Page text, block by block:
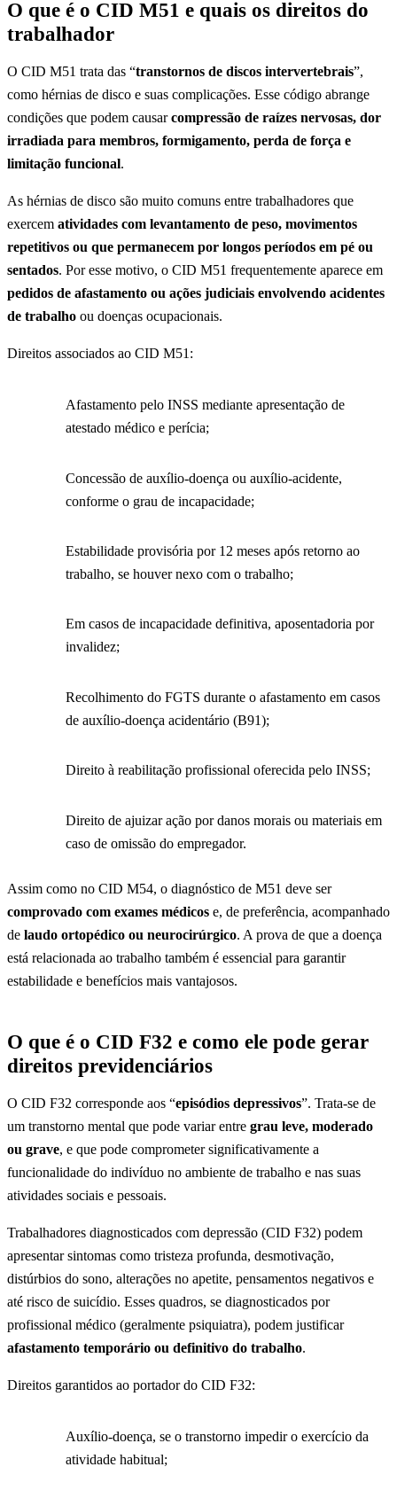
O que é o CID M51 e quais os direitos do
trabalhador
O CID M51 trata das “transtornos de discos intervertebrais”,
como hérnias de disco e suas complicações. Esse código abrange
condições que podem causarcompressão de raízes nervosas, dor
irradiada para membros, formigamento, perda de força e
limitação funcional.
As hérnias de disco são muito comuns entre trabalhadores que
exercem atividades com levantamento de peso, movimentos
repetitivos ou que permanecem por longos períodos em pé ou
sentados. Por esse motivo, o CID M51 frequentemente aparece em
pedidos de afastamento ou ações judiciais envolvendo acidentes
de trabalho ou doenças ocupacionais.
Direitos associados ao CID M51:
Afastamento pelo INSS mediante apresentação de
atestado médico e perícia;
Concessão de auxílio-doença ou auxílio-acidente,
conforme o grau de incapacidade;
Estabilidade provisória por 12 meses após retorno ao
trabalho, se houver nexo com o trabalho;
Em casos de incapacidade definitiva, aposentadoria por
invalidez;
Recolhimento do FGTS durante o afastamento em casos
de auxílio-doença acidentário (B91);
Direito à reabilitação profissional oferecida pelo INSS;
Direito de ajuizar ação por danos morais ou materiais em
caso de omissão do empregador.
Assim como no CID M54, o diagnóstico de M51 deve ser
comprovado com exames médicos e, de preferência, acompanhado
de laudo ortopédico ou neurocirúrgico. A prova de que a doença
está relacionada ao trabalho também é essencial para garantir
estabilidade e benefícios mais vantajosos.
O que é o CID F32 e como ele pode gerar
direitos previdenciários
O CID F32 corresponde aos “episódios depressivos”. Trata-se de
um transtorno mental que pode variar entre grau leve, moderado
ou grave, e que pode comprometer significativamente a
funcionalidade do indivíduo no ambiente de trabalho e nas suas
atividades sociais e pessoais.
Trabalhadores diagnosticados com depressão (CID F32) podem
apresentar sintomas como tristeza profunda, desmotivação,
distúrbios do sono, alterações no apetite, pensamentos negativos e
até risco de suicídio. Esses quadros, se diagnosticados por
profissional médico (geralmente psiquiatra), podem justificar
afastamento temporário ou definitivo do trabalho.
Direitos garantidos ao portador do CID F32:
Auxílio-doença, se o transtorno impedir o exercício da
atividade habitual;